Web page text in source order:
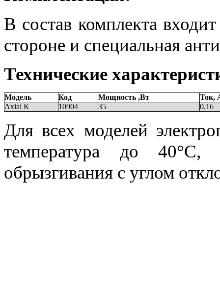
В состав комплекта
стороне и специальная
Технические
Модель Код Мощность ,Вт
Ток,
Axial K
10904 35 0,16
Для всех моделей
температура до
обрызгивания с углом